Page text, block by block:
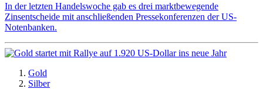
In der letzten Handelswoche gab es drei marktbewegende
Zinsentscheide mit anschließenden Pressekonferenzen der US-
Notenbanken.
Gold
Silber